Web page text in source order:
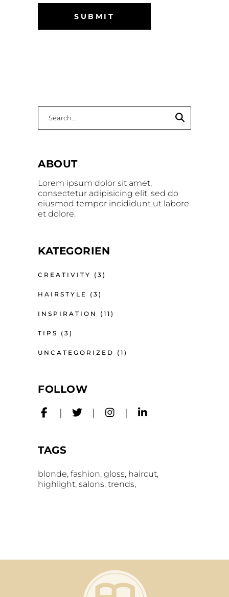
ABOUT
Lorem ipsum dolor sit amet,
consectetur adipisicing elit, sed do
eiusmod tempor incididunt ut labore
et dolore.
KATEGORIEN
CREATIVITY (3)
HAIRSTYLE (3)
INSPIRATION (11)
TIPS (3)
UNCATEGORIZED (1)
FOLLOW
TAGS
blonde fashion gloss haircut
highlight salons trends